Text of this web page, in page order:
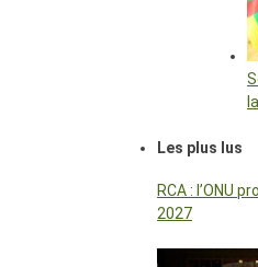
Les plus lus
RCA : l’ONU
2027